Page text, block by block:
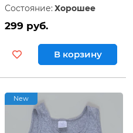
Состояние: Хорошее
299 руб.
В корзину
New